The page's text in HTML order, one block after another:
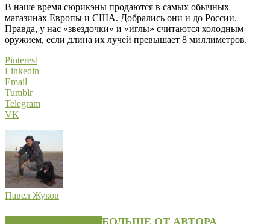
В наше время сюрикэны продаются в самых обычных
магазинах Европы и США. Добрались они и до России.
Правда, у нас «звездочки» и «иглы» считаются холодным
оружием, если длина их лучей превышает 8 миллиметров.
Pinterest
Linkedin
Email
Tumblr
Telegram
VK
Павел Жуков